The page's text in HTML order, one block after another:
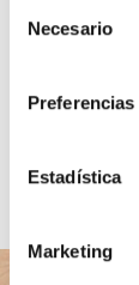
Necesario
Preferencias
Estadística
Marketing